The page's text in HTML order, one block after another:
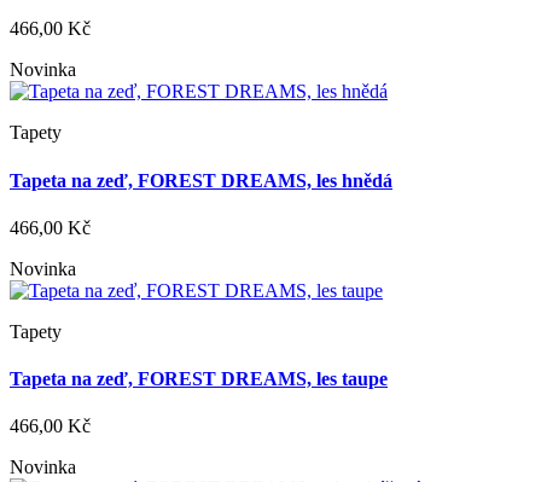
466,00 Kč
Novinka
Tapety
Tapeta na zeď, FOREST DREAMS, les hnědá
466,00 Kč
Novinka
Tapety
Tapeta na zeď, FOREST DREAMS, les taupe
466,00 Kč
Novinka